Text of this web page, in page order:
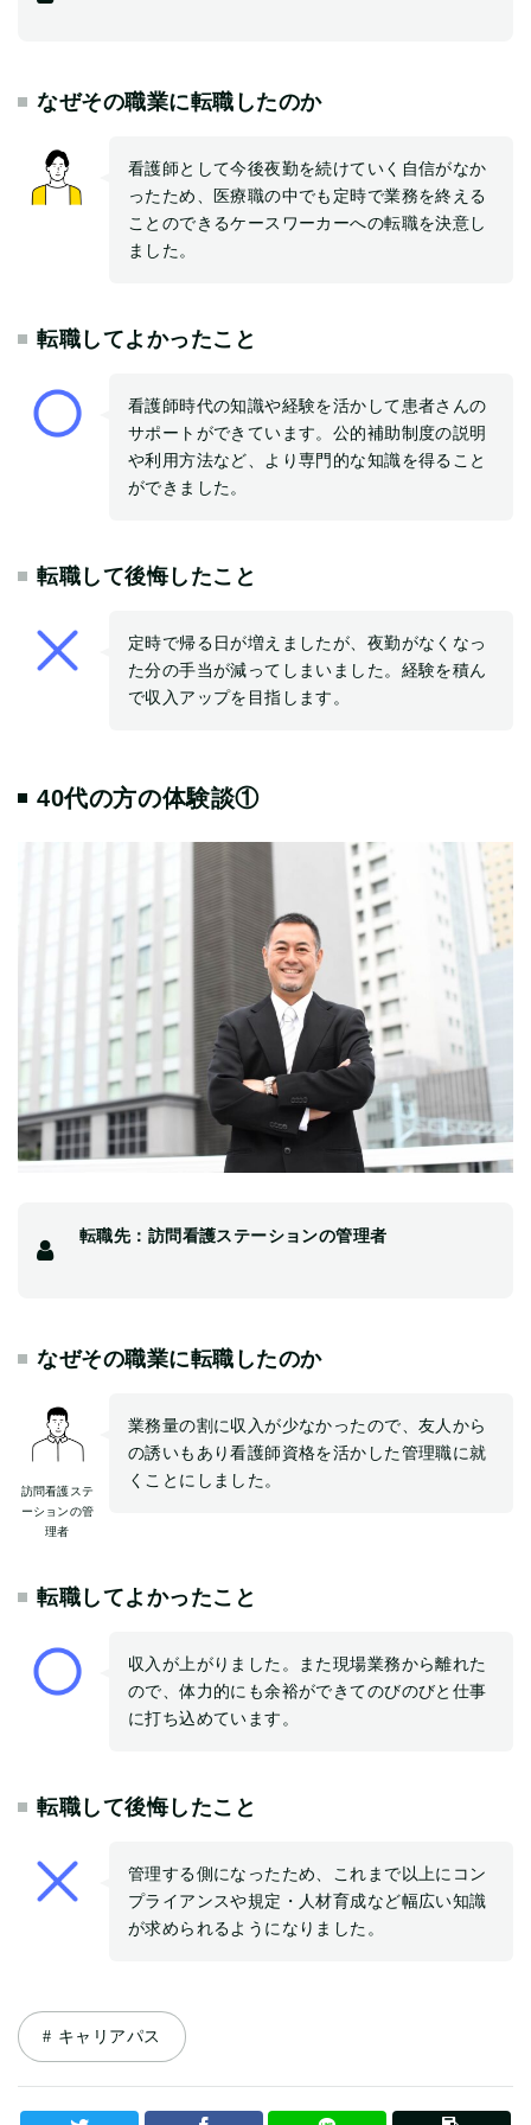
なぜその職業に転職したのか
看護師として今後夜勤を続けていく自信がなか
ったため、医療職の中でも定時で業務を終える
ことのできるケースワーカーへの転職を決意し
ました。
転職してよかったこと
看護師時代の知識や経験を活かして患者さんの
サポートができています。公的補助制度の説明
や利用方法など、より専門的な知識を得ること
ができました。
転職して後悔したこと
定時で帰る日が増えましたが、夜勤がなくなっ
た分の手当が減ってしまいました。経験を積ん
で収入アップを目指します。
40代の方の体験談①
転職先：訪問看護ステーションの管理者
なぜその職業に転職したのか
訪問看護ステ
ーションの管
理者
業務量の割に収入が少なかったので、友人から
の誘いもあり看護師資格を活かした管理職に就
くことにしました。
転職してよかったこと
収入が上がりました。また現場業務から離れた
ので、体力的にも余裕ができてのびのびと仕事
に打ち込めています。
転職して後悔したこと
管理する側になったため、これまで以上にコン
プライアンスや規定・人材育成など幅広い知識
が求められるようになりました。
キャリアパス